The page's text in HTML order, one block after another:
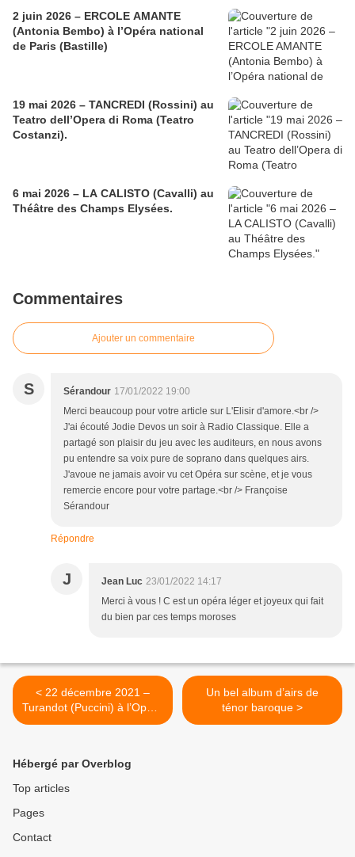
2 juin 2026 – ERCOLE AMANTE
(Antonia Bembo) à l’Opéra national
de Paris (Bastille)
19 mai 2026 – TANCREDI (Rossini) au
Teatro dell’Opera di Roma (Teatro
Costanzi).
6 mai 2026 – LA CALISTO (Cavalli) au
Théâtre des Champs Elysées.
Commentaires
Ajouter un commentaire
S Sérandour 17/01/2022 19:00
Merci beaucoup pour votre article sur L'Elisir d'amore.<br />
J'ai écouté Jodie Devos un soir à Radio Classique. Elle a
partagé son plaisir du jeu avec les auditeurs, en nous avons
pu entendre sa voix pure de soprano dans quelques airs.
J'avoue ne jamais avoir vu cet Opéra sur scène, et je vous
remercie encore pour votre partage.<br /> Françoise
Sérandour
Répondre
J Jean Luc 23/01/2022 14:17
Merci à vous ! C est un opéra léger et joyeux qui fait
du bien par ces temps moroses
< 22 décembre 2021 –
Turandot (Puccini) à l’Opéra
national de Paris (Bastille).
Un bel album d’airs de
ténor baroque >
Hébergé par Overblog
Top articles
Pages
Contact